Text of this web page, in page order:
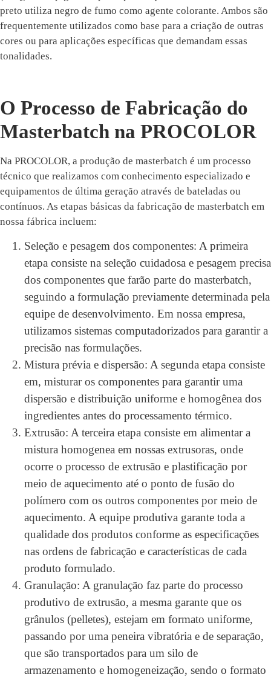
preto utiliza negro de fumo como agente colorante. Ambos são
frequentemente utilizados como base para a criação de outras
cores ou para aplicações específicas que demandam essas
tonalidades.
O Processo de Fabricação do
Masterbatch na PROCOLOR
Na PROCOLOR, a produção de masterbatch é um processo
técnico que realizamos com conhecimento especializado e
equipamentos de última geração através de bateladas ou
contínuos. As etapas básicas da fabricação de masterbatch em
nossa fábrica incluem:
Seleção e pesagem dos componentes: A primeira
etapa consiste na seleção cuidadosa e pesagem precisa
dos componentes que farão parte do masterbatch,
seguindo a formulação previamente determinada pela
equipe de desenvolvimento. Em nossa empresa,
utilizamos sistemas computadorizados para garantir a
precisão nas formulações.
Mistura prévia e dispersão: A segunda etapa consiste
em, misturar os componentes para garantir uma
dispersão e distribuição uniforme e homogênea dos
ingredientes antes do processamento térmico.
Extrusão: A terceira etapa consiste em alimentar a
mistura homogenea em nossas extrusoras, onde
ocorre o processo de extrusão e plastificação por
meio de aquecimento até o ponto de fusão do
polímero com os outros componentes por meio de
aquecimento. A equipe produtiva garante toda a
qualidade dos produtos conforme as especificações
nas ordens de fabricação e características de cada
produto formulado.
Granulação: A granulação faz parte do processo
produtivo de extrusão, a mesma garante que os
grânulos (pelletes), estejam em formato uniforme,
passando por uma peneira vibratória e de separação,
que são transportados para um silo de
armazenamento e homogeneização, sendo o formato